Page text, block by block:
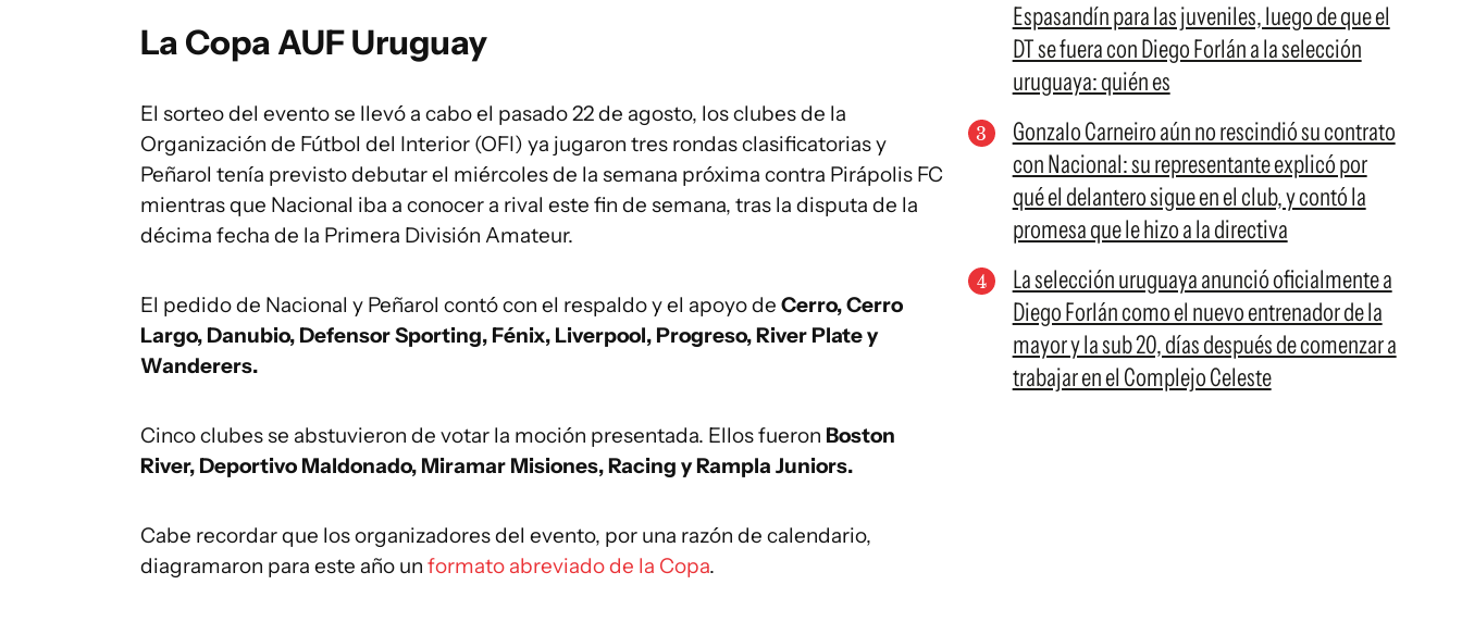
La Copa AUF Uruguay
El sorteo del evento se llevó a cabo el pasado 22 de agosto, los clubes de la
Organización de Fútbol del Interior (OFI) ya jugaron tres rondas clasificatorias y
Peñarol tenía previsto debutar el miércoles de la semana próxima contra Pirápolis FC
mientras que Nacional iba a conocer a rival este fin de semana, tras la disputa de la
décima fecha de la Primera División Amateur.
El pedido de Nacional y Peñarol contó con el respaldo y el apoyo de Cerro, Cerro
Largo, Danubio, Defensor Sporting, Fénix, Liverpool, Progreso, River Plate y
Wanderers.
Cinco clubes se abstuvieron de votar la moción presentada. Ellos fueron Boston
River, Deportivo Maldonado, Miramar Misiones, Racing y Rampla Juniors.
Cabe recordar que los organizadores del evento, por una razón de calendario,
diagramaron para este año un formato abreviado de la Copa.
Espasandín para las juveniles, luego de que el
DT se fuera con Diego Forlán a la selección
uruguaya: quién es
Gonzalo Carneiro aún no rescindió su contrato
con Nacional: su representante explicó por
qué el delantero sigue en el club, y contó la
promesa que le hizo a la directiva
La selección uruguaya anunció oficialmente a
Diego Forlán como el nuevo entrenador de la
mayor y la sub 20, días después de comenzar a
trabajar en el Complejo Celeste